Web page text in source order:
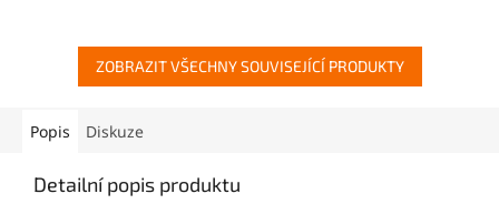
ZOBRAZIT VŠECHNY SOUVISEJÍCÍ PRODUKTY
Popis Diskuze
Detailní popis produktu